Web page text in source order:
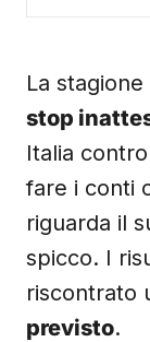
La
stop
Italia
fare i conti
riguarda il
spicco. I
riscontrato
previsto.